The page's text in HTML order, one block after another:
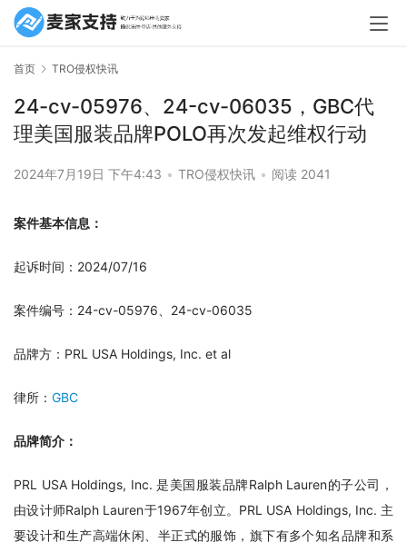
首页 TRO侵权快讯
24-cv-05976、24-cv-06035，GBC代
理美国服装品牌POLO再次发起维权行动
2024年7月19日 下午4:43 • TRO侵权快讯 • 阅读 2041
案件基本信息：
起诉时间：2024/07/16
案件编号：24-cv-05976、24-cv-06035
品牌方：PRL USA Holdings, Inc. et al
律所： GBC
品牌简介：
PRL USA Holdings, Inc. 是美国服装品牌Ralph Lauren的子公司，
由设计师Ralph Lauren于1967年创立。PRL USA Holdings, Inc. 主
要设计和生产高端休闲、半正式的服饰，旗下有多个知名品牌和系